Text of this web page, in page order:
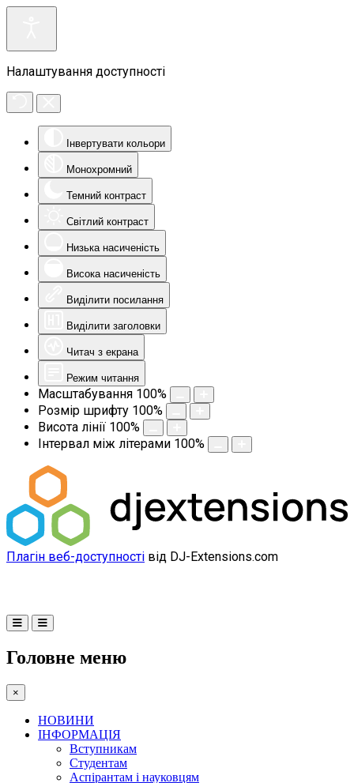
Налаштування доступності
Інвертувати кольори
Монохромний
Темний контраст
Світлий контраст
Низька насиченість
Висока насиченість
Виділити посилання
Виділити заголовки
Читач з екрана
Режим читання
Масштабування 100%
Розмір шрифту 100%
Висота лінії 100%
Інтервал між літерами 100%
Плагін веб-доступності від DJ-Extensions.com
Головне меню
×
НОВИНИ
ІНФОРМАЦІЯ
Вступникам
Студентам
Аспірантам і науковцям